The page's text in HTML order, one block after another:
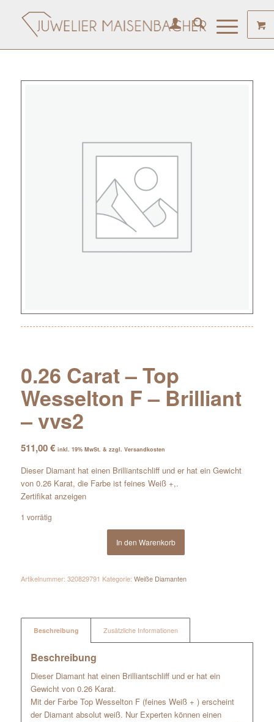
0.26 Carat – Top
Wesselton F – Brilliant
– vvs2
511,00€ inkl. 19% MwSt. & zzgl. Versandkosten
Dieser Diamant hat einen Brilliantschliff und er hat ein Gewicht
von 0.26 Karat, die Farbe ist feines Weiß +,.
Zertifikat anzeigen
1 vorrätig
In den Warenkorb
Artikelnummer: 320829791 Kategorie: Weiße Diamanten
Beschreibung Zusätzliche Informationen
Beschreibung
Dieser Diamant hat einen Brilliantschliff und er hat ein
Gewicht von 0.26 Karat.
Mit der Farbe Top Wesselton F (feines Weiß + ) erscheint
der Diamant absolut weiß. Nur Experten können einen